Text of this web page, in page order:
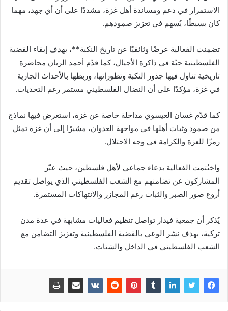
الاستمرار في دعم ومساندة أهل غزة، مشددًا على أن أي جهد، مهما
كان بسيطًا، يُسهم في تعزيز صمودهم.
تضمنت الفعالية عرضًا وثائقيًا عن تاريخ النكبة**، بهدف إبقاء القضية
الفلسطينية حيّة في ذاكرة الأجيال، كما قدّم أحمد الريان محاضرة
تاريخية تناول فيها جذور النكبة وتطوراتها، وربطها بالأحداث الجارية
في غزة، مؤكدًا على أن النضال الفلسطيني مستمر رغم التحديات.
كما قدّم غسان العيسوي مداخلة خاصة عن غزة، استعرض فيها نماذج
من صمود وثبات أهلها في مواجهة العدوان، مشيرًا إلى أن غزة تمثل
رمزًا للعزة والكرامة في وجه الاحتلال.
واختُتمت الفعالية بدعاء جماعي لأهل فلسطين، حيث عبّر
المشاركون عن تضامنهم مع الشعب الفلسطيني الذي يواصل تقديم
أروع صور الصبر والثبات رغم المجازر والانتهاكات المستمرة.
يُذكر أن جمعية فيدار تواصل تنظيم فعاليات مشابهة في عدة مدن
تركية، بهدف نشر الوعي بالقضية الفلسطينية وتعزيز التضامن مع
الشعب الفلسطيني في الداخل والشتات.